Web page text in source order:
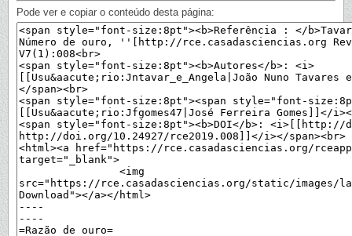
Pode ver e copiar o conteúdo desta página: